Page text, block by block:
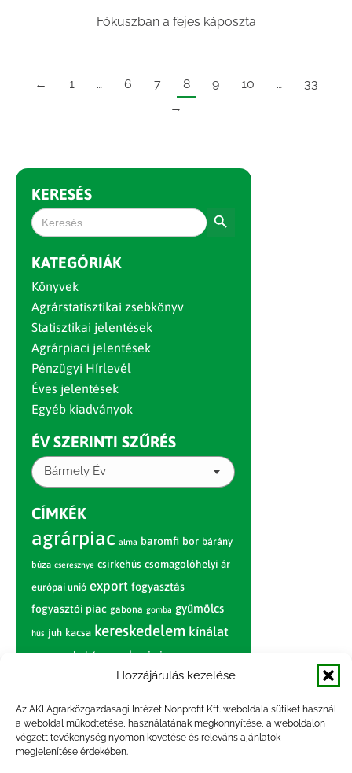
Hozzájárulás kezelése
Az AKI Agrárközgazdasági Intézet Nonprofit Kft. weboldala sütiket használ
a weboldal működtetése, használatának megkönnyítése, a weboldalon
végzett tevékenység nyomon követése és releváns ajánlatok
megjelenítése érdekében.
Fókuszban a fejes káposzta
← 1 … 6 7 8 9 10 …
33
→
KERESÉS
Search
for:
KATEGÓRIÁK
Könyvek
Agrárstatisztikai zsebkönyv
Statisztikai jelentések
Agrárpiaci jelentések
Pénzügyi Hírlevél
Éves jelentések
Egyéb kiadványok
ÉV SZERINTI SZŰRÉS
Bármely Év
CÍMKÉK
agrárpiac alma baromfi bor bárány
búza cseresznye csirkehús csomagolóhelyi ár
európai unió export fogyasztás
fogyasztói piac gabona gomba gyümölcs
hús juh kacsa kereskedelem kínálat
körte marhahús nagybani piac narancs
nemzetközi árinformációk
paradicsom piac piaci jelentés
pulyka pulykahús sertés sertéshús
szarvasmarha termelés
termelői